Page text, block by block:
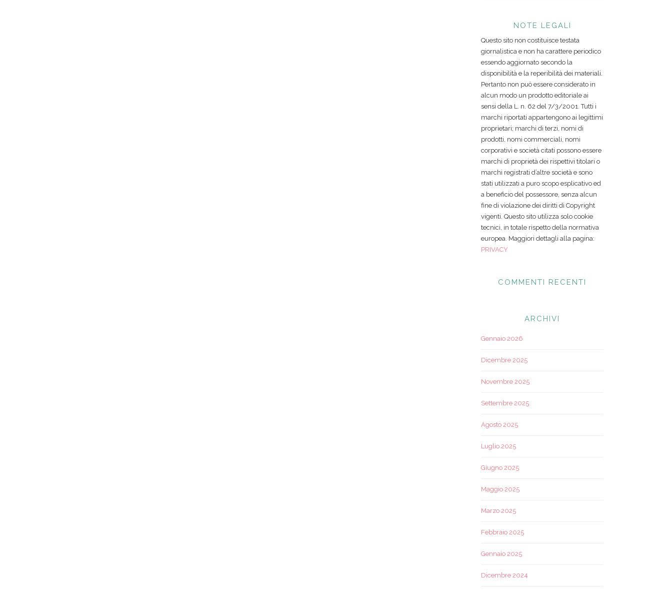
NOTE LEGALI
Questo sito non costituisce testata
giornalistica e non ha carattere periodico
essendo aggiornato secondo la
disponibilità e la reperibilità dei materiali.
Pertanto non può essere considerato in
alcun modo un prodotto editoriale ai
sensi della L. n. 62 del 7/3/2001. Tutti i
marchi riportati appartengono ai legittimi
proprietari; marchi di terzi, nomi di
prodotti, nomi commerciali, nomi
corporativi e società citati possono essere
marchi di proprietà dei rispettivi titolari o
marchi registrati d’altre società e sono
stati utilizzati a puro scopo esplicativo ed
a beneficio del possessore, senza alcun
fine di violazione dei diritti di Copyright
vigenti. Questo sito utilizza solo cookie
tecnici, in totale rispetto della normativa
europea. Maggiori dettagli alla pagina:
PRIVACY
COMMENTI RECENTI
ARCHIVI
Gennaio 2026
Dicembre 2025
Novembre 2025
Settembre 2025
Agosto 2025
Luglio 2025
Giugno 2025
Maggio 2025
Marzo 2025
Febbraio 2025
Gennaio 2025
Dicembre 2024